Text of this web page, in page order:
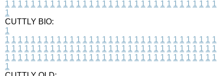
1 1 1 1 1 1 1 1 1 1 1 1 1 1 1 1 1 1 1 1 1 1 1 1 1 1 1 1 1 1 1 1 1
1
CUTTLY BIO:
1
1 1 1 1 1 1 1 1 1 1 1 1 1 1 1 1 1 1 1 1 1 1 1 1 1 1 1 1 1 1 1 1 1
1 1 1 1 1 1 1 1 1 1 1 1 1 1 1 1 1 1 1 1 1 1 1 1 1 1 1 1 1 1 1 1 1
1 1 1 1 1 1 1 1 1 1 1 1 1 1 1 1 1 1 1 1 1 1 1 1 1 1 1 1 1 1 1 1 1
1